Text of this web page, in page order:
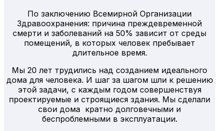
По заключению Всемирной Организации
Здравоохранения: причина преждевременной
смерти и заболеваний на 50% зависит от среды
помещений, в которых человек пребывает
длительное время.
Мы 20 лет трудились над созданием идеального
дома для человека. И шаг за шагом шли к решению
этой задачи, с каждым годом совершенствуя
проектируемые и строящиеся здания. Мы сделали
свои дома кратно долговечными и
беспроблемными в эксплуатации.